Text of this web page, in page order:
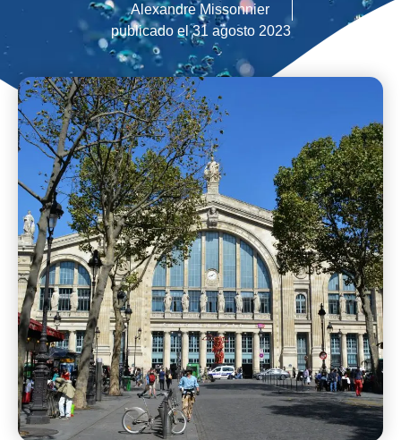
Alexandre Missonnier
publicado el31 agosto 2023